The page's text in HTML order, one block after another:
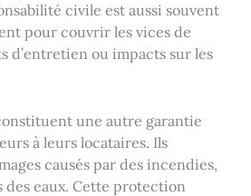
civile est aussi souvent
pour couvrir les vices de
d’entretien ou impacts sur les
une autre garantie
à leurs locataires. Ils
causés par des incendies,
des eaux. Cette protection